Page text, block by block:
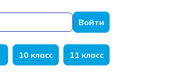
Войти
10 класс 11 класс